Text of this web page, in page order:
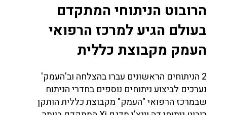
הרובוט הניתוחי המתקדם
בעולם הגיע למרכז הרפואי
העמק מקבוצת כללית
2 הניתוחים הראשונים עברו בהצלחה וב'העמק'
נערכים לביצוע ניתוחים נוספים בחדרי הניתוח
שבמרכז הרפואי "העמק" מקבוצת כללית הותקן